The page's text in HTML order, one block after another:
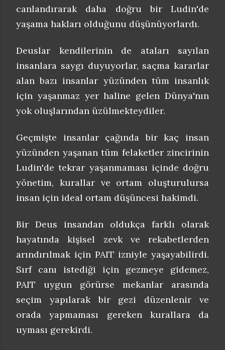
canlandırarak daha doğru bir Ludin'de
yaşama hakları olduğunu düşünüyorlardı.
Deuslar kendilerinin de ataları sayılan
insanlara saygı duyuyorlar, saçma kararlar
alan bazı insanlar yüzünden tüm insanlık
için yaşanmaz yer haline gelen Dünya'nın
yok oluşlarından üzülmekteydiler.
Geçmişte insanlar çağında bir kaç insan
yüzünden yaşanan tüm felaketler zincirinin
Ludin'de tekrar yaşanmaması içinde doğru
yönetim, kurallar ve ortam oluşturulursa
insan için ideal ortam düşüncesi hakimdi.
Bir Deus insandan oldukça farklı olarak
hayatında kişisel zevk ve rekabetlerden
arındırılmak için PAIT izniyle yaşayabilirdi.
Sırf canı istediği için gezmeye gidemez,
PAIT uygun görürse mekanlar arasında
seçim yapılarak bir gezi düzenlenir ve
orada yapmaması gereken kurallara da
uyması gerekirdi.